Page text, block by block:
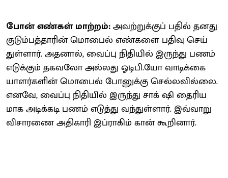
போன் எண்கள் மாற்றம்:அவற்​றுக்​குப் பதில் தனது
குடும்​பத்​தா​ரின் மொபைல் எண்​களை பதிவு செய்​
துள்​ளார். அதனால், வைப்பு நிதி​யில் இருந்து பணம்
எடுக்​கும் தகவலோ அல்​லது ஓடிபி.யோ வாடிக்​கை​
யாளர்​களின் மொபைல் போனுக்கு செல்​ல​வில்​லை.
எனவே, வைப்பு நிதி​யில் இருந்து சாக் ஷி தைரிய​
மாக அடிக்​கடி பணம் எடுத்து வந்​துள்​ளார். இவ்​வாறு
வி​சா​ரணை அதி​காரி இப்​ராகிம்​ கான்​ கூறி​னார்​.